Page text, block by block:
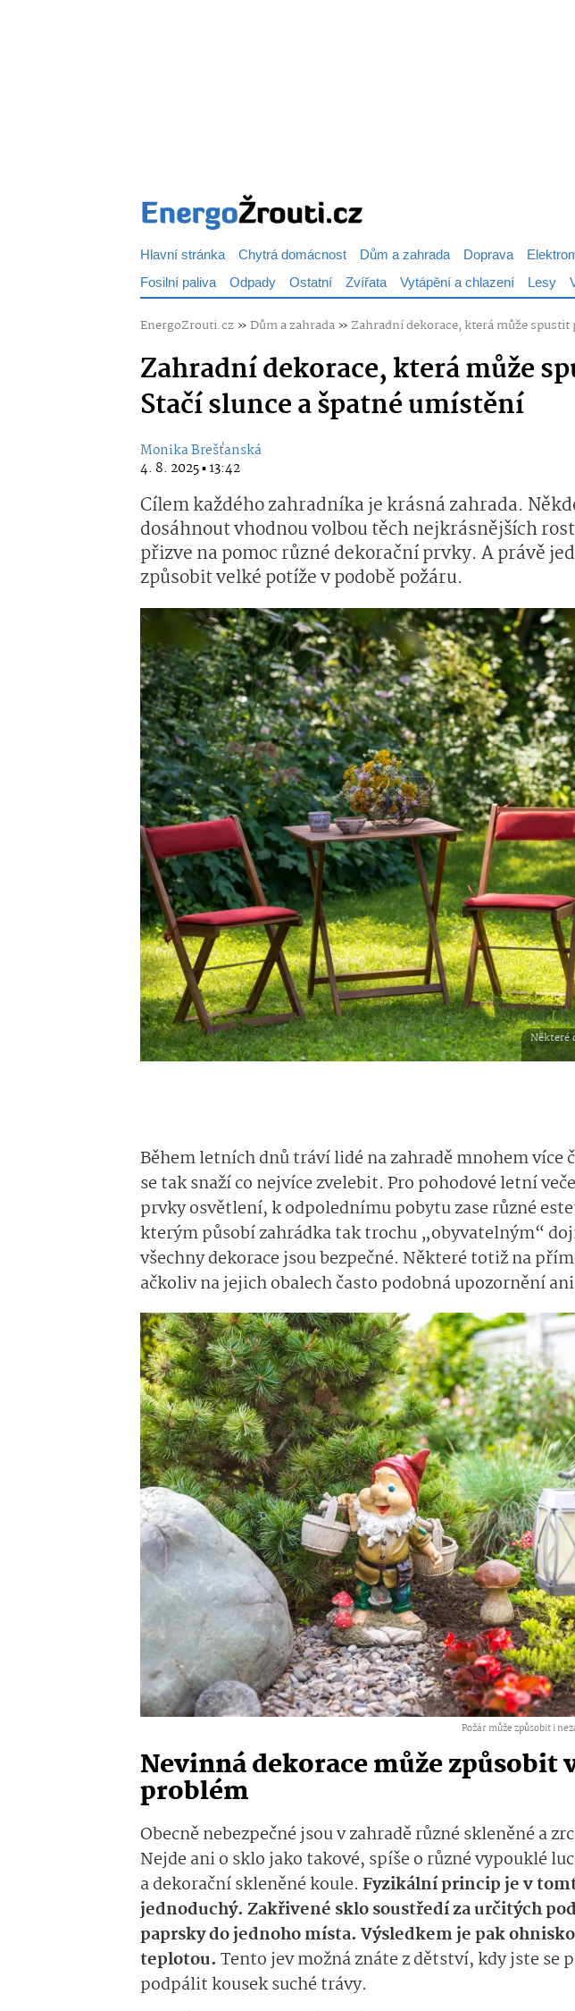
Hlavní stránka Chytrá domácnost Dům a zahrada Doprava
Fosilní paliva Odpady Ostatní Zvířata Vytápění a chlazení Lesy
EnergoZrouti.cz»Dům a zahrada»Zahradní dekorace, která může
Zahradní dekorace, která může
Stačí slunce a špatné umístění
Monika Brešťanská
4. 8. 2025 ▪ 13:42
Cílem každého zahradníka je krásná zahrada.
dosáhnout vhodnou volbou těch nejkrásnějších
přizve na pomoc různé dekorační prvky. A právě
způsobit velké potíže v podobě požáru.
Některé
Během letních dnů tráví lidé na zahradě mnohem více
se tak snaží co nejvíce zvelebit. Pro pohodové letní
prvky osvětlení, k odpolednímu pobytu zase různé
kterým působí zahrádka tak trochu „obyvatelným“
všechny dekorace jsou bezpečné. Některé totiž na
ačkoliv na jejich obalech často podobná upozornění
Požár může způsobit i
Nevinná dekorace může způsobit
problém
Obecně nebezpečné jsou v zahradě různé skleněné a
Nejde ani o sklo jako takové, spíše o různé vypouklé
a dekorační skleněné koule. Fyzikální princip je v
jednoduchý. Zakřivené sklo soustředí za určitých
paprsky do jednoho místa. Výsledkem je pak
teplotou. Tento jev možná znáte z dětství, kdy jste se
podpálit kousek suché trávy.